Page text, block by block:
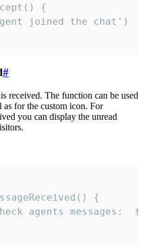
{
#
received. The function can be used
for the custom icon. For
you can display the unread
{